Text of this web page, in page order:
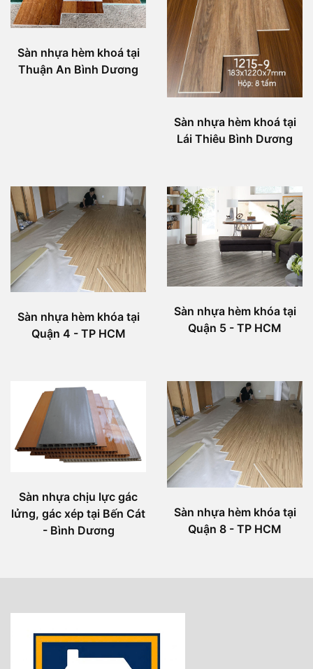
Sàn nhựa hèm khoá tại
Thuận An Bình Dương
Sàn nhựa hèm khoá tại
Lái Thiêu Bình Dương
Sàn nhựa hèm khóa tại
Quận 4 - TP HCM
Sàn nhựa hèm khóa tại
Quận 5 - TP HCM
Sàn nhựa chịu lực gác
lửng, gác xép tại Bến Cát
- Bình Dương
Sàn nhựa hèm khóa tại
Quận 8 - TP HCM